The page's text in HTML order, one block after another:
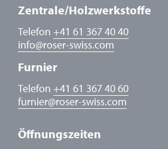
Zentrale/Holzwerkstoffe
Telefon +41 61 367 40 40
info@roser-swiss.com
Furnier
Telefon +41 61 367 40 60
furnier@roser-swiss.com
Öffnungszeiten